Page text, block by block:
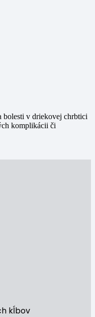
bolesti v driekovej chrbtici
komplikácii či
kĺbov